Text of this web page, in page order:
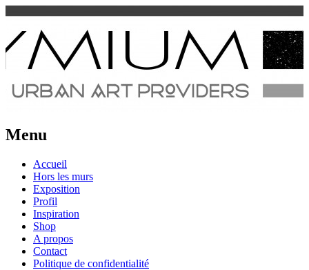
Spraymium Magazine
Urban Art Provider
Menu
Aller
contenu
Accueil
Hors les murs
Exposition
Profil
Inspiration
Shop
A propos
Contact
Politique de confidentialité